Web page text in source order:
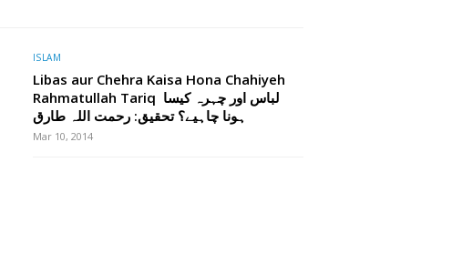
ISLAM
Libas aur Chehra Kaisa Hona Chahiyeh
Rahmatullah Tariq لباس اور چہرہ کیسا
ہونا چاہیے؟ تحقیق: رحمت اللہ طارق
Mar 10, 2014